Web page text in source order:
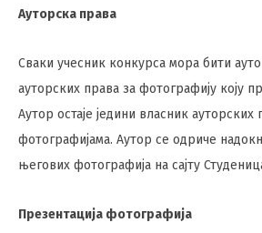
Ауторска права
Сваки учесник конкурса мора бити
ауторских права за фотографију коју
Аутор остаје једини власник ауторских
фотографијама. Аутор се одриче
његових фотографија на сајту
Презентација фотографија